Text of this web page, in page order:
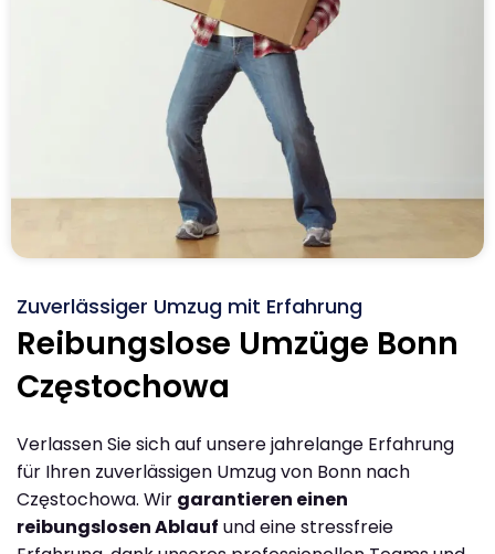
Zuverlässiger Umzug mit Erfahrung
Reibungslose Umzüge Bonn
Częstochowa
Verlassen Sie sich auf unsere jahrelange Erfahrung
für Ihren zuverlässigen Umzug von Bonn nach
Częstochowa. Wir garantieren einen
reibungslosen Ablauf und eine stressfreie